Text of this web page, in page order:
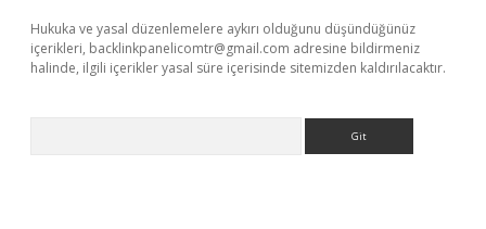
Hukuka ve yasal düzenlemelere aykırı olduğunu düşündüğünüz
içerikleri, backlinkpanelicomtr@gmail.com adresine bildirmeniz
halinde, ilgili içerikler yasal süre içerisinde sitemizden kaldırılacaktır.